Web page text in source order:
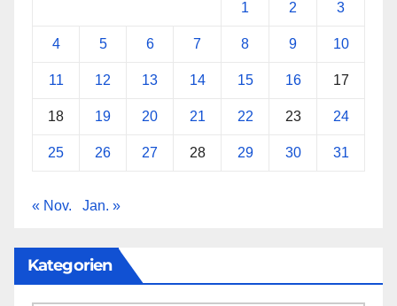
1 2 3
4 5 6 7 8 9 10
11 12 13 14 15 16 17
18 19 20 21 22 23 24
25 26 27 28 29 30 31
« Nov. Jan. »
Kategorien